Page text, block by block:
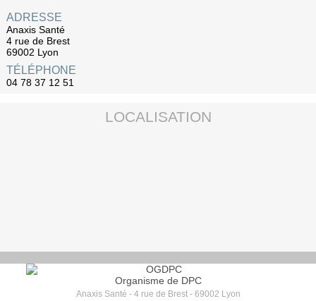
ADRESSE
Anaxis Santé
4 rue de Brest
69002 Lyon
TÉLÉPHONE
04 78 37 12 51
LOCALISATION
Organisme de DPC
Anaxis Santé - 4 rue de Brest - 69002 Lyon